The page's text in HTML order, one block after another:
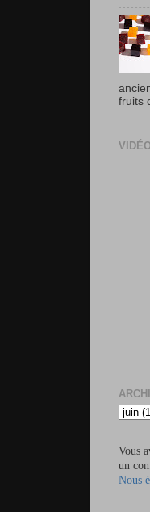
fruits
Vous
un
Nous